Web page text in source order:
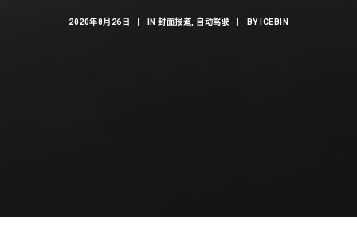
2020年8月26日 IN 封面报道 自动驾驶 BY ICEBIN